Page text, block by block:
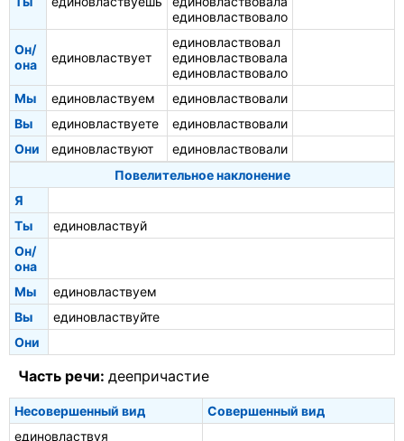
единовластвовало
Он/
она
единовластвует
единовластвовал
единовластвовала
единовластвовало
Мы
единовластвуем
единовластвовали
Вы
единовластвуете
единовластвовали
Они
единовластвуют
единовластвовали
Повелительное наклонение
Я
Ты
единовластвуй
Он/
она
Мы
единовластвуем
Вы
единовластвуйте
Они
Часть речи: деепричастие
Несовершенный вид
Совершенный вид
единовластвуя